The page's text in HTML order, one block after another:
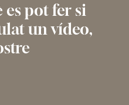
es pot fer si
un vídeo,